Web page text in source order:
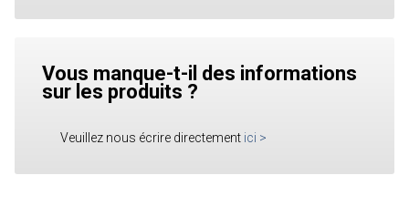
Vous manque-t-il des informations
sur les produits ?
Veuillez nous écrire directement ici >